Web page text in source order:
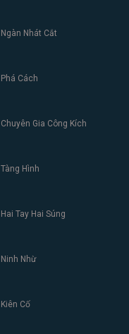
Ngàn Nhát Cắt
Phá Cách
Chuyên Gia Công Kích
Tàng Hình
Hai Tay Hai Súng
Ninh Nhừ
Kiên Cố